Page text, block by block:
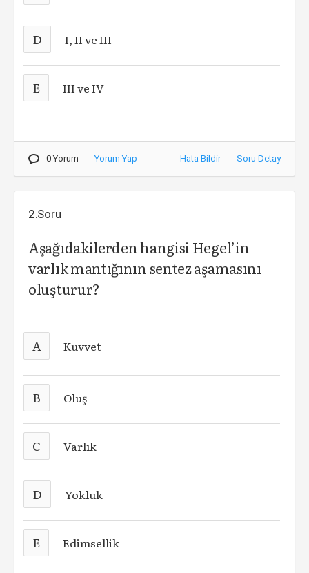
D I, II ve III
E III ve IV
0 Yorum Yorum Yap Hata Bildir Soru Detay
2.Soru
Aşağıdakilerden hangisi Hegel’in
varlık mantığının sentez aşamasını
oluşturur?
A Kuvvet
B Oluş
C Varlık
D Yokluk
E Edimsellik